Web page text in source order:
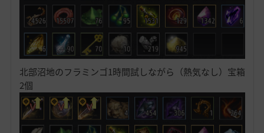
北部沼地のフラミンゴ1時間試しながら（熱気なし）宝箱
2個